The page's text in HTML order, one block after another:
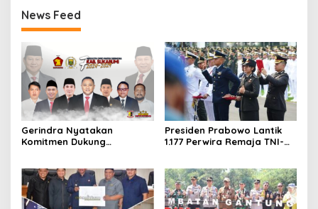
News Feed
Gerindra Nyatakan
Komitmen Dukung
Perjuangkan Hingga
Tingkat Pusat
Presiden Prabowo Lantik
1.177 Perwira Remaja TNI-
Pengamanan Berjalan
Aman